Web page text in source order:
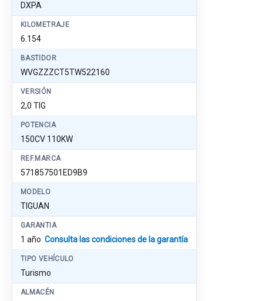
DXPA
KILOMETRAJE
6.154
BASTIDOR
WVGZZZCT5TW522160
VERSIÓN
2,0 TIG
POTENCIA
150CV 110KW
REF.MARCA
571857501ED9B9
MODELO
TIGUAN
GARANTIA
1 año Consulta las condiciones de la garantía
TIPO VEHÍCULO
Turismo
ALMACÉN